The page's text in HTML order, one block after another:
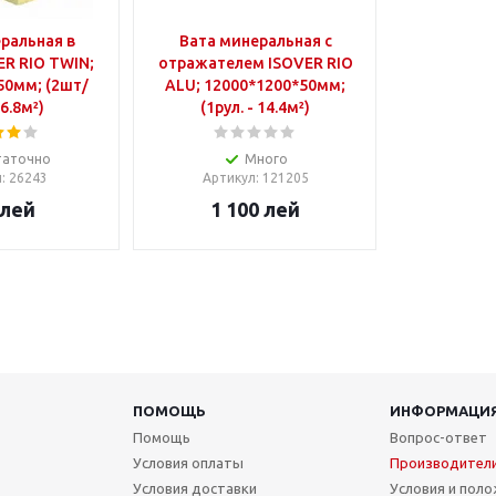
в
RIO TWIN;
(2шт/
: 26243
Вата минеральная с
отражателем ISOVER RIO
ALU; 12000*1200*50мм;
(1рул. - 14.4м²)
Много
Артикул: 121205
1 100 лей
ПОМОЩЬ
Помощь
Условия оплаты
Условия доставки
Вопрос-ответ
Условия и